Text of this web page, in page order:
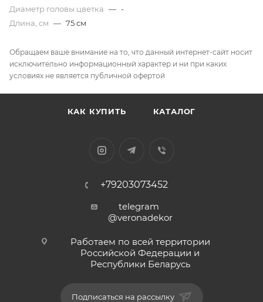
Диаметр головы цветка — -
Длина, см — 75 см
Обращаем ваше внимание на то, что данный интернет-сайт носит
исключительно информационный характер и ни при каких
условиях не является публичной офертой
КАК КУПИТЬ КАТАЛОГ
+79203073452
telegram
@veronadekor
Работаем по всей территории
Российской Федерации и
Республики Беларусь
Подписаться на рассылку